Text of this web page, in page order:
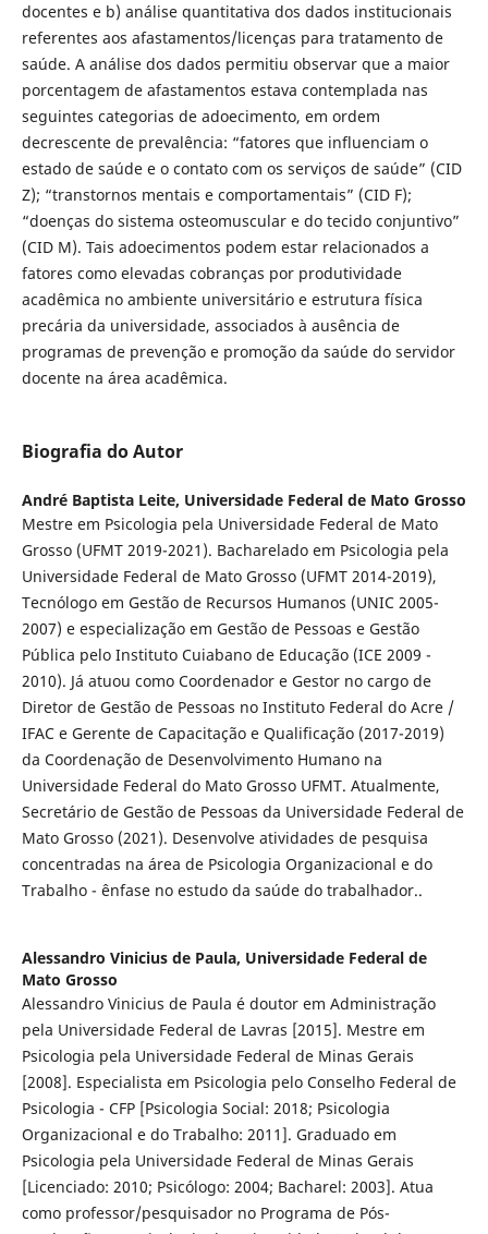
docentes e b) análise quantitativa dos dados institucionais
referentes aos afastamentos/licenças para tratamento de
saúde. A análise dos dados permitiu observar que a maior
porcentagem de afastamentos estava contemplada nas
seguintes categorias de adoecimento, em ordem
decrescente de prevalência: “fatores que influenciam o
estado de saúde e o contato com os serviços de saúde” (CID
Z); “transtornos mentais e comportamentais” (CID F);
“doenças do sistema osteomuscular e do tecido conjuntivo”
(CID M). Tais adoecimentos podem estar relacionados a
fatores como elevadas cobranças por produtividade
acadêmica no ambiente universitário e estrutura física
precária da universidade, associados à ausência de
programas de prevenção e promoção da saúde do servidor
docente na área acadêmica.
Biografia do Autor
André Baptista Leite, Universidade Federal de Mato Grosso
Mestre em Psicologia pela Universidade Federal de Mato
Grosso (UFMT 2019-2021). Bacharelado em Psicologia pela
Universidade Federal de Mato Grosso (UFMT 2014-2019),
Tecnólogo em Gestão de Recursos Humanos (UNIC 2005-
2007) e especialização em Gestão de Pessoas e Gestão
Pública pelo Instituto Cuiabano de Educação (ICE 2009 -
2010). Já atuou como Coordenador e Gestor no cargo de
Diretor de Gestão de Pessoas no Instituto Federal do Acre /
IFAC e Gerente de Capacitação e Qualificação (2017-2019)
da Coordenação de Desenvolvimento Humano na
Universidade Federal do Mato Grosso UFMT. Atualmente,
Secretário de Gestão de Pessoas da Universidade Federal de
Mato Grosso (2021). Desenvolve atividades de pesquisa
concentradas na área de Psicologia Organizacional e do
Trabalho - ênfase no estudo da saúde do trabalhador..
Alessandro Vinicius de Paula, Universidade Federal de
Mato Grosso
Alessandro Vinicius de Paula é doutor em Administração
pela Universidade Federal de Lavras [2015]. Mestre em
Psicologia pela Universidade Federal de Minas Gerais
[2008]. Especialista em Psicologia pelo Conselho Federal de
Psicologia - CFP [Psicologia Social: 2018; Psicologia
Organizacional e do Trabalho: 2011]. Graduado em
Psicologia pela Universidade Federal de Minas Gerais
[Licenciado: 2010; Psicólogo: 2004; Bacharel: 2003]. Atua
como professor/pesquisador no Programa de Pós-